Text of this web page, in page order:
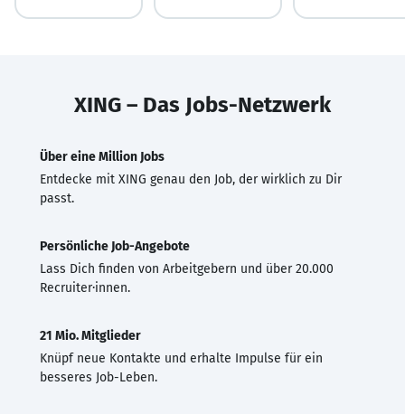
XING – Das Jobs-Netzwerk
Über eine Million Jobs
Entdecke mit XING genau den Job, der wirklich zu Dir
passt.
Persönliche Job-Angebote
Lass Dich finden von Arbeitgebern und über 20.000
Recruiter·innen.
21 Mio. Mitglieder
Knüpf neue Kontakte und erhalte Impulse für ein
besseres Job-Leben.